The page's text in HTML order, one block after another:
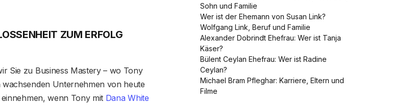
ZUM ERFOLG
Sie zu Business Mastery – wo Tony
Unternehmen von heute
wenn Tony mit Dana White
Sohn und Familie
Wer ist der Ehemann von Susan Link?
Wolfgang Link, Beruf und Familie
Alexander Dobrindt Ehefrau: Wer ist Tanja
Käser?
Bülent Ceylan Ehefrau: Wer ist Radine
Ceylan?
Michael Bram Pfleghar: Karriere, Eltern und
Filme